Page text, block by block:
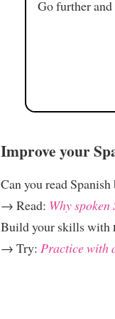
Go further
Improve your
Can you read
→ Read: Why
Build your skills with
→ Try: Practice with